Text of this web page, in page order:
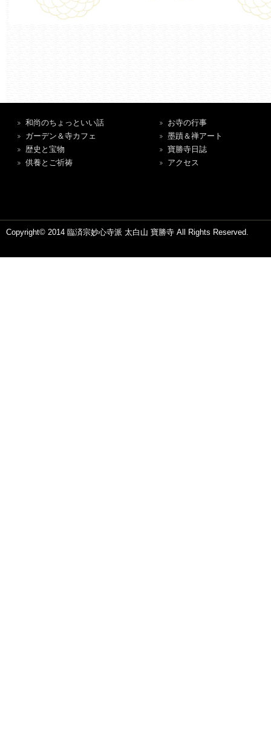
和尚のちょっといい話
ガーデン＆寺カフェ
歴史と宝物
供養とご祈祷
お寺の行事
墨蹟＆禅アート
寶勝寺日誌
アクセス
Copyright© 2014 臨済宗妙心寺派 太白山 寶勝寺 All Rights Reserved.